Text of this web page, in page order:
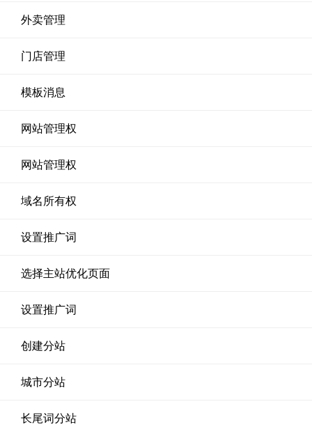
外卖管理
门店管理
模板消息
网站管理权
网站管理权
域名所有权
设置推广词
选择主站优化页面
设置推广词
创建分站
城市分站
长尾词分站